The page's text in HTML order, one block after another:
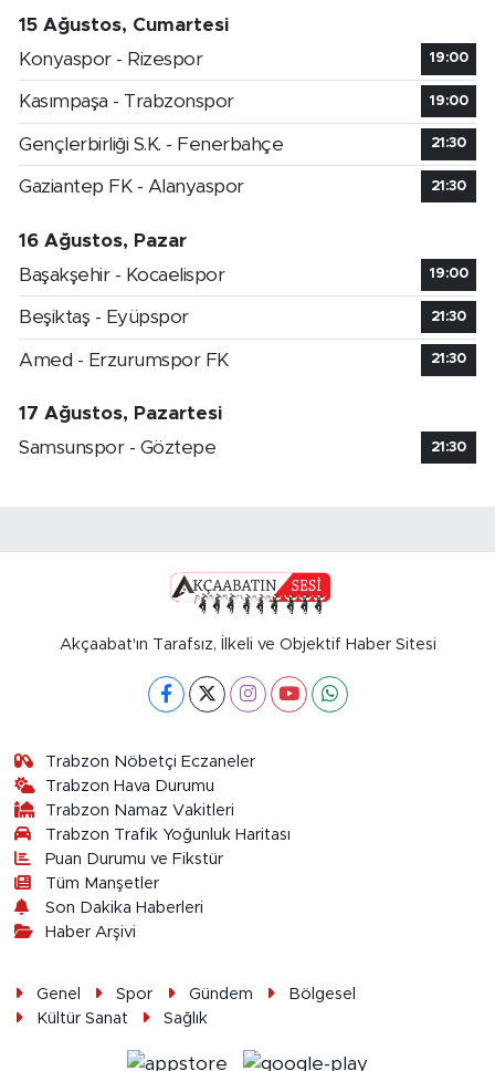
15 Ağustos, Cumartesi
Konyaspor - Rizespor
19:00
Kasımpaşa - Trabzonspor 19:00
Gençlerbirliği S.K. - Fenerbahçe 21:30
Gaziantep FK - Alanyaspor 21:30
16 Ağustos, Pazar
Başakşehir - Kocaelispor
19:00
Beşiktaş - Eyüpspor 21:30
Amed - Erzurumspor FK 21:30
17 Ağustos, Pazartesi
Samsunspor - Göztepe
21:30
Akçaabat'ın Tarafsız, İlkeli ve Objektif Haber Sitesi
Trabzon Nöbetçi Eczaneler
Trabzon Hava Durumu
Trabzon Namaz Vakitleri
Trabzon Trafik Yoğunluk Haritası
Puan Durumu ve Fikstür
Tüm Manşetler
Son Dakika Haberleri
Haber Arşivi
Genel Spor Gündem
Bölgesel
Kültür Sanat
Sağlık